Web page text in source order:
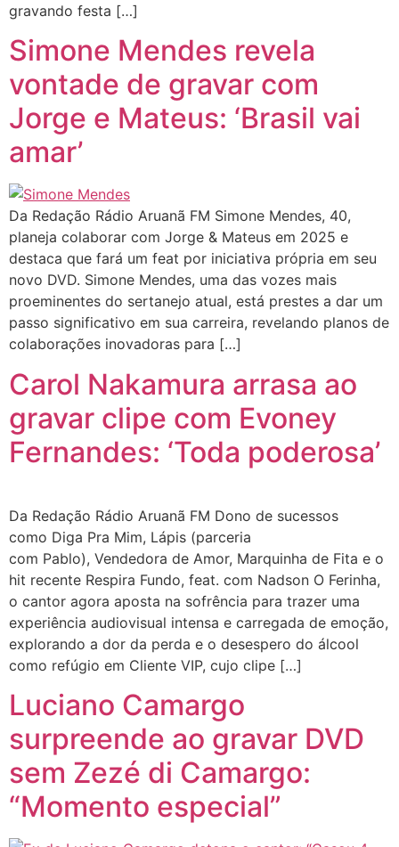
gravando festa […]
Simone Mendes revela
vontade de gravar com
Jorge e Mateus: ‘Brasil vai
amar’
Da Redação Rádio Aruanã FM Simone Mendes, 40,
planeja colaborar com Jorge & Mateus em 2025 e
destaca que fará um feat por iniciativa própria em seu
novo DVD. Simone Mendes, uma das vozes mais
proeminentes do sertanejo atual, está prestes a dar um
passo significativo em sua carreira, revelando planos de
colaborações inovadoras para […]
Carol Nakamura arrasa ao
gravar clipe com Evoney
Fernandes: ‘Toda poderosa’
Da Redação Rádio Aruanã FM Dono de sucessos
como Diga Pra Mim, Lápis (parceria
com Pablo), Vendedora de Amor, Marquinha de Fita e o
hit recente Respira Fundo, feat. com Nadson O Ferinha,
o cantor agora aposta na sofrência para trazer uma
experiência audiovisual intensa e carregada de emoção,
explorando a dor da perda e o desespero do álcool
como refúgio em Cliente VIP, cujo clipe […]
Luciano Camargo
surpreende ao gravar DVD
sem Zezé di Camargo:
“Momento especial”